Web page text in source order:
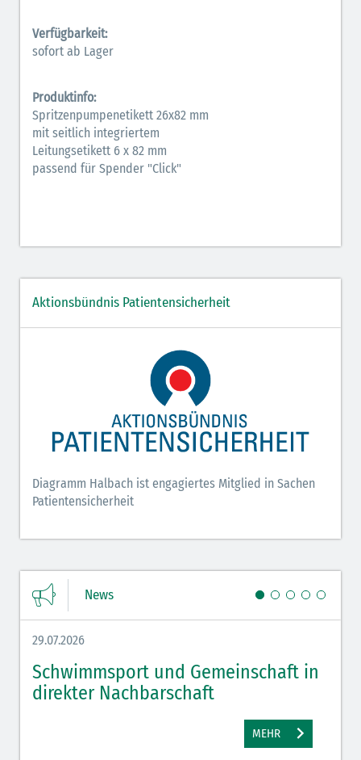
Verfügbarkeit:
sofort ab Lager
Produktinfo:
Spritzenpumpenetikett 26x82 mm
mit seitlich integriertem
Leitungsetikett 6 x 82 mm
passend für Spender "Click"
Aktionsbündnis Patientensicherheit
Diagramm Halbach ist engagiertes Mitglied in Sachen
Patientensicherheit
News
29.07.2026
Schwimmsport und Gemeinschaft in
direkter Nachbarschaft
MEHR